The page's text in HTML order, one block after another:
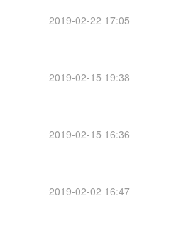
2019-02-22 17:05
2019-02-15 19:38
2019-02-15 16:36
2019-02-02 16:47